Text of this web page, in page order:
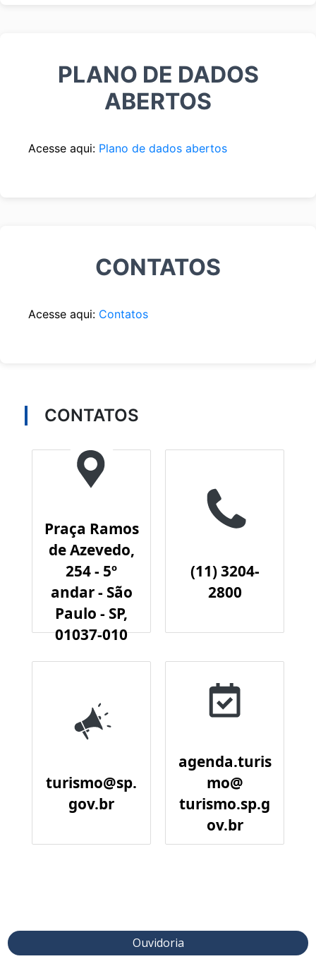
PLANO DE DADOS
ABERTOS
Acesse aqui: Plano de dados abertos
CONTATOS
Acesse aqui: Contatos
CONTATOS
Praça Ramos
de Azevedo,
254 - 5º
andar - São
Paulo - SP,
01037-010
(11) 3204-
2800
turismo@sp.
gov.br
agenda.turis
mo@
turismo.sp.g
ov.br
Ouvidoria